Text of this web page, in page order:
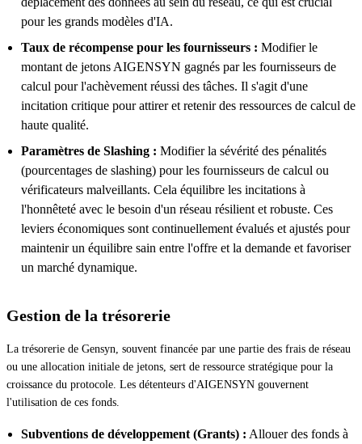
pour les grands modèles d'IA.
Taux de récompense pour les fournisseurs : Modifier le
montant de jetons AIGENSYN gagnés par les fournisseurs de
calcul pour l'achèvement réussi des tâches. Il s'agit d'une
incitation critique pour attirer et retenir des ressources de calcul de
haute qualité.
Paramètres de Slashing : Modifier la sévérité des pénalités
(pourcentages de slashing) pour les fournisseurs de calcul ou
vérificateurs malveillants. Cela équilibre les incitations à
l'honnêteté avec le besoin d'un réseau résilient et robuste. Ces
leviers économiques sont continuellement évalués et ajustés pour
maintenir un équilibre sain entre l'offre et la demande et favoriser
un marché dynamique.
Gestion de la trésorerie
La trésorerie de Gensyn, souvent financée par une partie des frais de réseau
ou une allocation initiale de jetons, sert de ressource stratégique pour la
croissance du protocole. Les détenteurs d'AIGENSYN gouvernent
l'utilisation de ces fonds.
Subventions de développement (Grants) : Allouer des fonds à